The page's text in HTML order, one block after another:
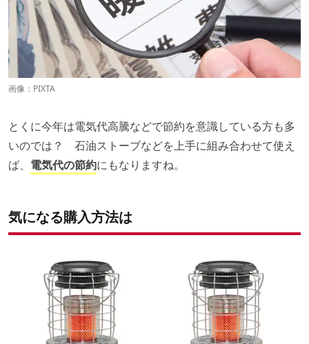
画像：PIXTA
とくに今年は電気代高騰などで節約を意識している方も多
いのでは？ 石油ストーブなどを上手に組み合わせて使え
ば、 電気代の節約にもなりますね。
気になる購入方法は